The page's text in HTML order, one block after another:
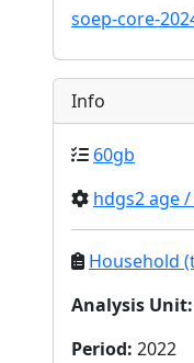
soep-core-
Info
60gb
hdgs2 age
Household
Analysis Unit:
Period: 2022